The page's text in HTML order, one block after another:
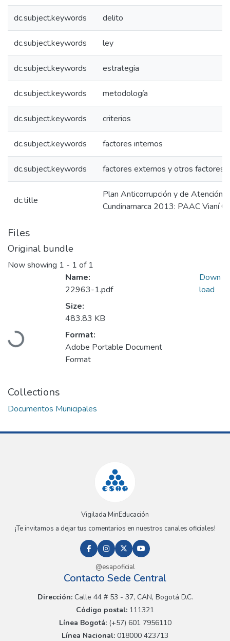
dc.subject.keywords delito
dc.subject.keywords ley
dc.subject.keywords estrategia
dc.subject.keywords metodología
dc.subject.keywords criterios
dc.subject.keywords factores internos
dc.subject.keywords factores externos y otros factores
dc.title
Plan Anticorrupción y de Atención
Cundinamarca 2013: PAAC Vianí
Files
Original bundle
Now showing 1 - 1 of 1
Loading...
Name:
22963-1.pdf
Size:
483.83 KB
Format:
Adobe Portable Document
Format
Down
load
Collections
Documentos Municipales
Vigilada MinEducación
¡Te invitamos a dejar tus comentarios en nuestros canales oficiales!
@esapoficial
Contacto Sede Central
Dirección:Calle 44 # 53 - 37, CAN, Bogotá D.C.
Código postal: 111321
Línea Bogotá:(+57) 601 7956110
Línea Nacional: 018000 423713